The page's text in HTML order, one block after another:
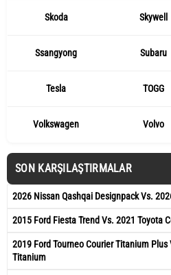
Skoda Skywell
Ssangyong Subaru
Tesla TOGG
Volkswagen Volvo
SON KARŞILAŞTIRMALAR
2026 Nissan Qashqai Designpack Vs.
2015 Ford Fiesta Trend Vs. 2021 Toyota
2019 Ford Tourneo Courier Titanium
Titanium